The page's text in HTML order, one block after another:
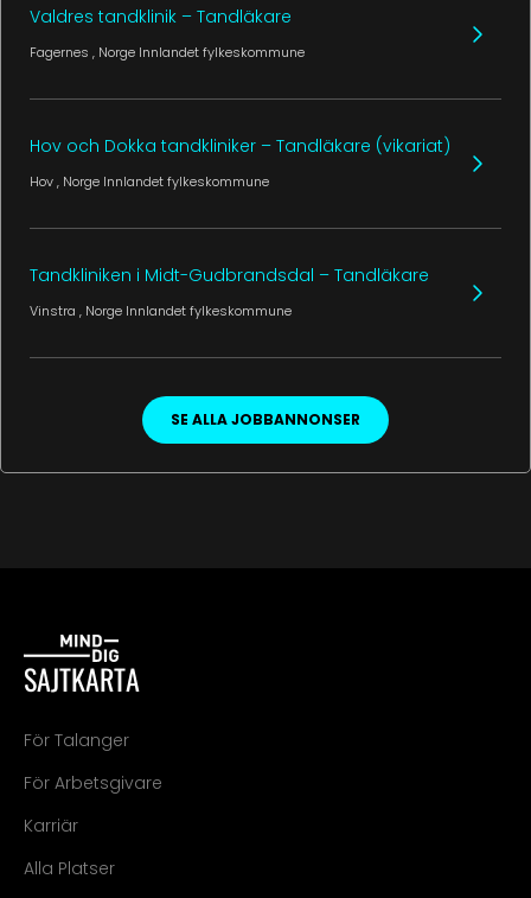
Valdres tandklinik – Tandläkare
Fagernes , Norge Innlandet fylkeskommune
Hov och Dokka tandkliniker – Tandläkare (vikariat)
Hov, Norge Innlandet fylkeskommune
Tandkliniken i Midt-Gudbrandsdal – Tandläkare
Vinstra , Norge Innlandet fylkeskommune
SE ALLA JOBBANNONSER
SAJTKARTA
För Talanger
För Arbetsgivare
Karriär
Alla Platser